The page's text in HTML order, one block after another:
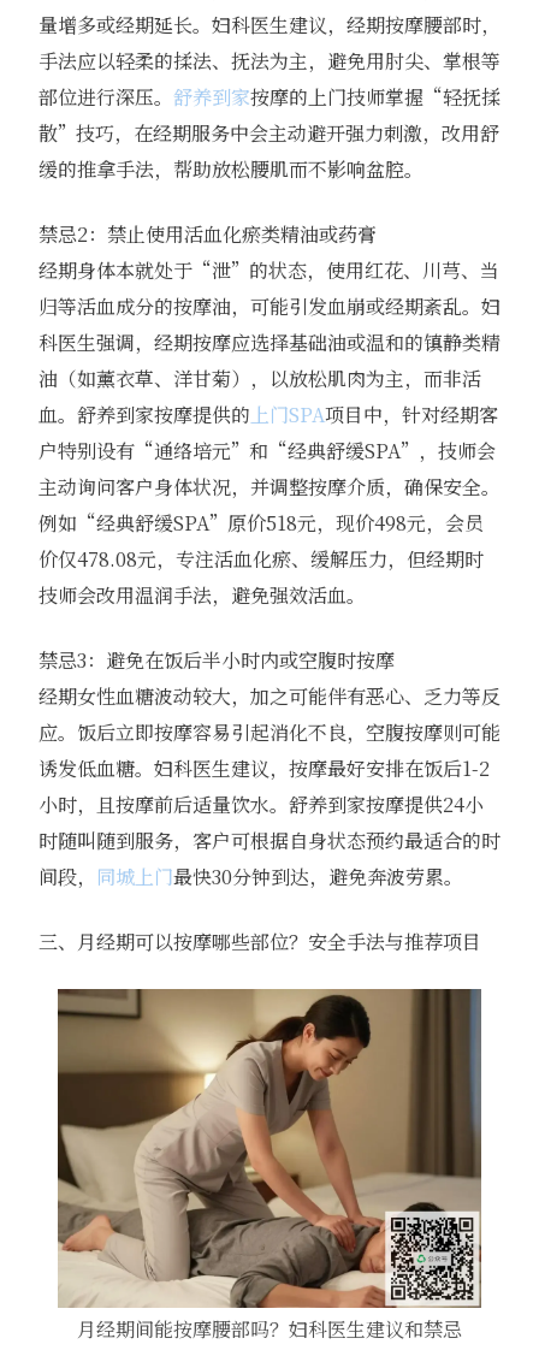
量增多或经期延长。妇科医生建议，经期按摩腰部时，
手法应以轻柔的揉法、抚法为主，避免用肘尖、掌根等
部位进行深压。 舒养到家按摩的上门技师掌握“轻抚揉
散”技巧，在经期服务中会主动避开强力刺激，改用舒
缓的推拿手法，帮助放松腰肌而不影响盆腔。
禁忌2：禁止使用活血化瘀类精油或药膏
经期身体本就处于“泄”的状态，使用红花、川芎、当
归等活血成分的按摩油，可能引发血崩或经期紊乱。妇
科医生强调，经期按摩应选择基础油或温和的镇静类精
油（如薰衣草、洋甘菊），以放松肌肉为主，而非活
血。舒养到家按摩提供的 上门SPA项目中，针对经期客
户特别设有“通络培元”和“经典舒缓SPA”，技师会
主动询问客户身体状况，并调整按摩介质，确保安全。
例如“经典舒缓SPA”原价518元，现价498元，会员
价仅478.08元，专注活血化瘀、缓解压力，但经期时
技师会改用温润手法，避免强效活血。
禁忌3：避免在饭后半小时内或空腹时按摩
经期女性血糖波动较大，加之可能伴有恶心、乏力等反
应。饭后立即按摩容易引起消化不良，空腹按摩则可能
诱发低血糖。妇科医生建议，按摩最好安排在饭后1-2
小时，且按摩前后适量饮水。舒养到家按摩提供24小
时随叫随到服务，客户可根据自身状态预约最适合的时
间段， 同城上门最快30分钟到达，避免奔波劳累。
三、月经期可以按摩哪些部位？安全手法与推荐项目
月经期间能按摩腰部吗？妇科医生建议和禁忌